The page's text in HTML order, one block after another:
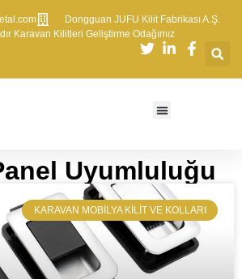
​Dongguan JUFU Kilit Fabrikası A.Ş.
Karavan Kilitleri Geliştirme Odağımız
Uyumluluğu
​KARAVAN MOBILYA KILIT VE KOLLARI